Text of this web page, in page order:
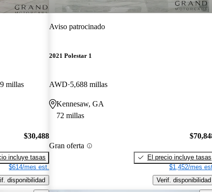
millas
$30,488
incluye tasas
$614/mes est.
disponibilidad
Aviso patrocinado
2021 Polestar 1
AWD 5,688 millas
Kennesaw, GA
72 millas
Gran oferta
El precio incluye tasas
$1,452/mes
Verif. disponibilidad